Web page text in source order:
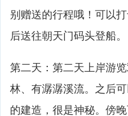
别赠送的行程哦！可以
后送往朝天门码头登船。
第二天：第二天上岸游
林、有潺潺溪流。之后
的建造，很是神秘。傍